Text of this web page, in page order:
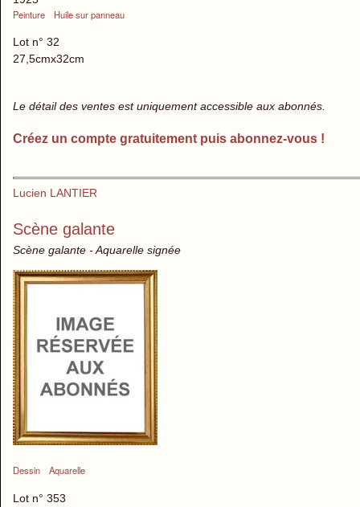
Peinture
Huile sur panneau
Lot n° 32
27,5cmx32cm
Le détail des ventes est uniquement accessible aux abonnés.
Créez un compte gratuitement puis abonnez-vous !
Lucien LANTIER
Scène galante
Scène galante - Aquarelle signée
Dessin Aquarelle
Lot n° 353